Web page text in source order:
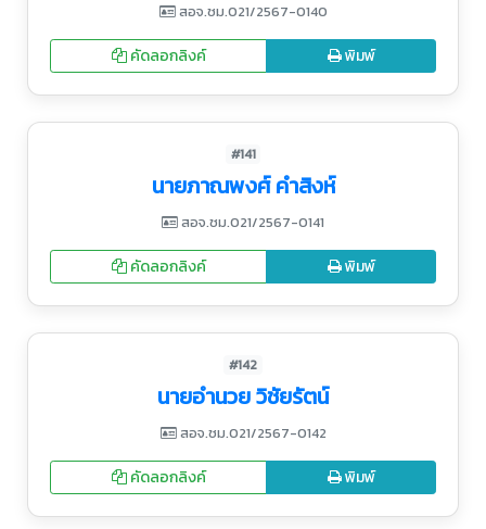
สอจ.ชม.021/2567-0140
คัดลอกลิงค์ พิมพ์
#141
นายภาณพงศ์ คำสิงห์
สอจ.ชม.021/2567-0141
คัดลอกลิงค์ พิมพ์
#142
นายอำนวย วิชัยรัตน์
สอจ.ชม.021/2567-0142
คัดลอกลิงค์ พิมพ์